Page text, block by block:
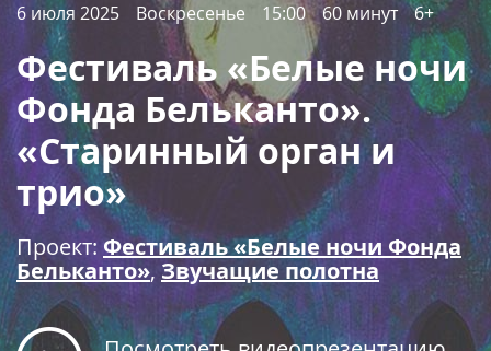
Вопросы и ответы Схема зала
Правила покупки билетов
6 июля 2025 Воскресенье 15:00 60 минут 6+
Фестиваль «Белые ночи
Фонда Бельканто».
«Старинный орган и
трио»
Проект:Фестиваль «Белые ночи Фонда
Бельканто», Звучащие полотна